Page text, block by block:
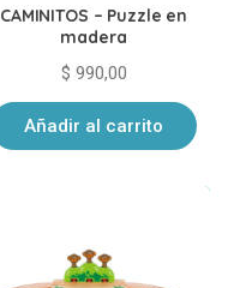
CAMINITOS – Puzzle en
madera
$ 990,00
Añadir al carrito